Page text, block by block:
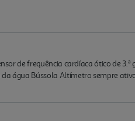
de frequência cardíaca ótico de
água Bússola Altímetro sempre